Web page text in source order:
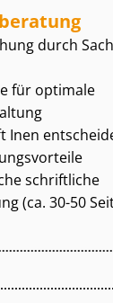
durch
für optimale
Inen
schriftliche
(ca. 30-50